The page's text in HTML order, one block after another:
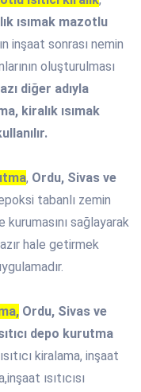
ısımak mazotlu
inşaat sonrası nemin
oluşturulması
diğer adıyla
kiralık ısımak
, Ordu, Sivas ve
tabanlı zemin
kurumasını sağlayarak
hale getirmek
Ordu, Sivas ve
depo kurutma
kiralama, inşaat
ısıtıcısı